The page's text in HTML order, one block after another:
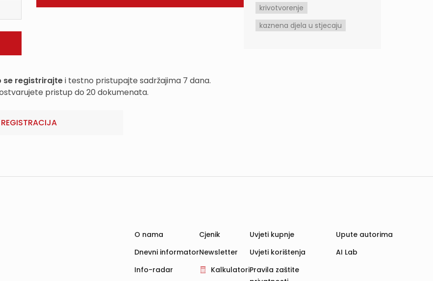
se registrirajtei testno pristupajte sadržajima 7 dana.
pristup do 20 dokumenata.
REGISTRACIJA
krivotvorenje
kaznena djela u stjecaju
O nama
Dnevni informator
Info-radar
Cjenik
Newsletter
Kalkulatori
Uvjeti kupnje
Uvjeti korištenja
Pravila zaštite
Upute autorima
AI Lab